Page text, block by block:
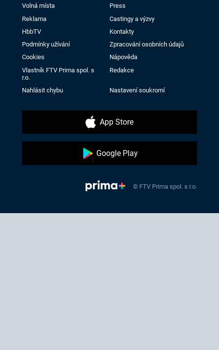
Volná místa
Press
Reklama
Castingy a výzvy
HbbTV
Kontakty
Podmínky užívání
Zpracování osobních údajů
Cookies
Nápověda
Vlastník FTV Prima spol. s
r.o.
Redakce
Nahlásit chybu Nastavení soukromí
App Store
Google Play
© FTV Prima spol. s r.o.